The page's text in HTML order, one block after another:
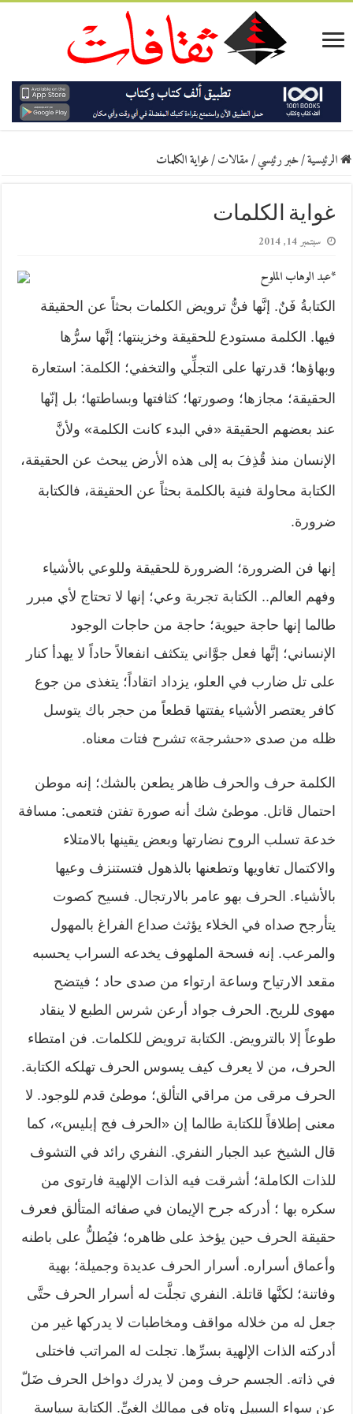
الرئيسية/خبر رئيسي/مقالات/غواية الكلمات
غواية الكلمات
سبتمبر 14, 2014
*عبد الوهاب الملوح
الكتابةُ فَنٌ. إنَّها فنُّ ترويض الكلمات بحثاً عن الحقيقة
فيها. الكلمة مستودع للحقيقة وخزينتها؛ إنَّها سرُّها
وبهاؤها؛ قدرتها على التجلِّي والتخفي؛ الكلمة: استعارة
الحقيقة؛ مجازها؛ وصورتها؛ كثافتها وبساطتها؛ بل إنّها
عند بعضهم الحقيقة «في البدء كانت الكلمة» ولأنَّ
الإنسان منذ قُذِفَ به إلى هذه الأرض يبحث عن الحقيقة،
الكتابة محاولة فنية بالكلمة بحثاً عن الحقيقة، فالكتابة
ضرورة.
إنها فن الضرورة؛ الضرورة للحقيقة وللوعي بالأشياء
وفهم العالم.. الكتابة تجربة وعي؛ إنها لا تحتاج لأي مبرر
طالما إنها حاجة حيوية؛ حاجة من حاجات الوجود
الإنساني؛ إنَّها فعل جوَّاني يتكثف انفعالاً حاداً لا يهدأ كنار
على تل ضارب في العلو، يزداد اتقاداً؛ يتغذى من جوع
كافر يعتصر الأشياء يفتتها قطعاً من حجر باك يتوسل
ظله من صدى «حشرجة» تشرح فتات معناه.
الكلمة حرف والحرف ظاهر يطعن بالشك؛ إنه موطن
احتمال قاتل. موطئ شك أنه صورة تفتن فتعمى: مسافة
خدعة تسلب الروح نضارتها وبعض يقينها بالامتلاء
والاكتمال تغاويها وتطعنها بالذهول فتستنزف وعيها
بالأشياء. الحرف بهو عامر بالارتجال. فسيح كصوت
يتأرجح صداه في الخلاء يؤثث صداع الفراغ بالمهول
والمرعب. إنه فسحة الملهوف يخدعه السراب يحسبه
مقعد الارتياح وساعة ارتواء من صدى حاد ؛ فيتضح
مهوى للريح. الحرف جواد أرعن شرس الطبع لا ينقاد
طوعاً إلا بالترويض. الكتابة ترويض للكلمات. فن امتطاء
الحرف، من لا يعرف كيف يسوس الحرف تهلكه الكتابة.
الحرف مرقى من مراقي التألق؛ موطئ قدم للوجود. لا
معنى إطلاقاً للكتابة طالما إن «الحرف فج إبليس»، كما
قال الشيخ عبد الجبار النفري. النفري رائد في التشوف
للذات الكاملة؛ أشرقت فيه الذات الإلهية فارتوى من
سكره بها ؛ أدركه جرح الإيمان في صفائه المتألق فعرف
حقيقة الحرف حين يؤخذ على ظاهره؛ فيُطلُّ على باطنه
وأعماق أسراره. أسرار الحرف عديدة وجميلة؛ بهية
وفاتنة؛ لكنَّها قاتلة. النفري تجلَّت له أسرار الحرف حتَّى
جعل له من خلاله مواقف ومخاطبات لا يدركها غير من
أدركته الذات الإلهية بسرِّها. تجلت له المراتب فاختلى
في ذاته. الجسم حرف ومن لا يدرك دواخل الحرف ضَلّ
عن سواء السبيل وتاه في ممالك الغيِّ. الكتابة سياسة